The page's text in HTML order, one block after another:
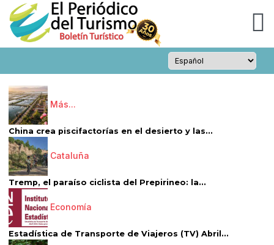
Más...
China crea piscifactorías en el desierto y las...
Cataluña
Tremp, el paraíso ciclista del Prepirineo: la...
Economía
Estadística de Transporte de Viajeros (TV) Abril...